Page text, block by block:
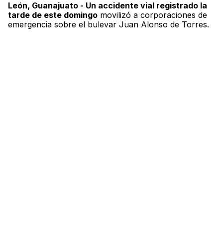
León, Guanajuato - Un accidente vial registrado la
tarde de este domingo movilizó a corporaciones de
emergencia sobre el bulevar Juan Alonso de Torres.